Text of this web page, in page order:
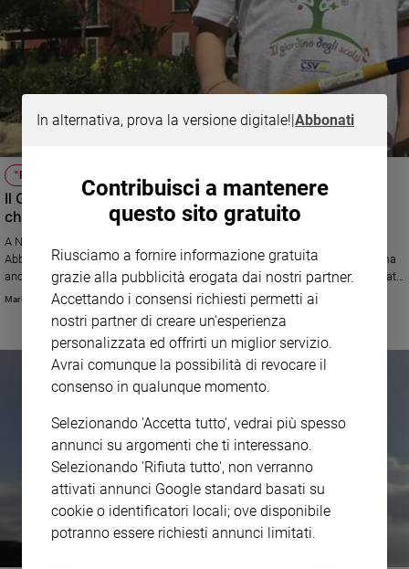
"FRIARIELLI, NON PROIETTILI"
Il Giardino degli scalzi: strappata agli spacciatori, terra
che dà buon frutto
A Napoli c'è un agrumeto nascosto, fino a ieri, nel cuore di Materdei.
Abbandonato da circa 30 anni, era la via di fuga di chi spacciava droga, ma
anche una discarica a cielo aperto. Era il simbolo dell’illegalità: oggi è rinato
grazie a persone di buona volontà.
Maria Elefante
In alternativa, prova la versione digitale!|Abbonati
Contribuisci a mantenere
questo sito gratuito
Riusciamo a fornire informazione gratuita
grazie alla pubblicità erogata dai nostri partner.
Accettando i consensi richiesti permetti ai
nostri partner di creare un'esperienza
personalizzata ed offrirti un miglior servizio.
Avrai comunque la possibilità di revocare il
consenso in qualunque momento.
Selezionando 'Accetta tutto', vedrai più spesso
annunci su argomenti che ti interessano.
Selezionando 'Rifiuta tutto', non verranno
attivati annunci Google standard basati su
cookie o identificatori locali; ove disponibile
potranno essere richiesti annunci limitati.